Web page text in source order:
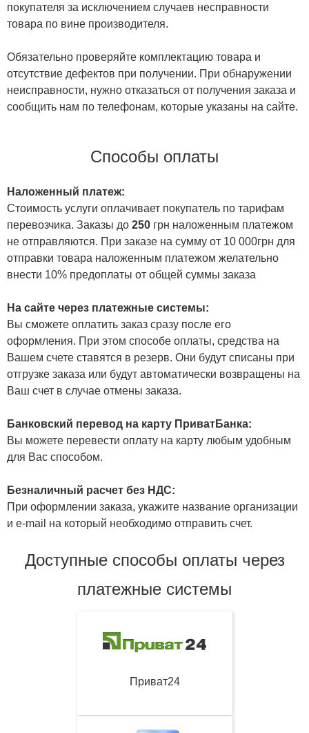
покупателя за исключением случаев несправности
товара по вине производителя.
Обязательно проверяйте комплектацию товара и
отсутствие дефектов при получении. При обнаружении
неисправности, нужно отказаться от получения заказа и
сообщить нам по телефонам, которые указаны на сайте.
Способы оплаты
Наложенный платеж:
Стоимость услуги оплачивает покупатель по тарифам
перевозчика. Заказы до 250 грн наложенным платежом
не отправляются. При заказе на сумму от 10 000грн для
отправки товара наложенным платежом желательно
внести 10% предоплаты от общей суммы заказа
На сайте через платежные системы:
Вы сможете оплатить заказ сразу после его
оформления. При этом способе оплаты, средства на
Вашем счете ставятся в резерв. Они будут списаны при
отгрузке заказа или будут автоматически возвращены на
Ваш счет в случае отмены заказа.
Банковский перевод на карту ПриватБанка:
Вы можете перевести оплату на карту любым удобным
для Вас способом.
Безналичный расчет без НДС:
При оформлении заказа, укажите название организации
и e-mail на который необходимо отправить счет.
Доступные способы оплаты через
платежные системы
Приват24